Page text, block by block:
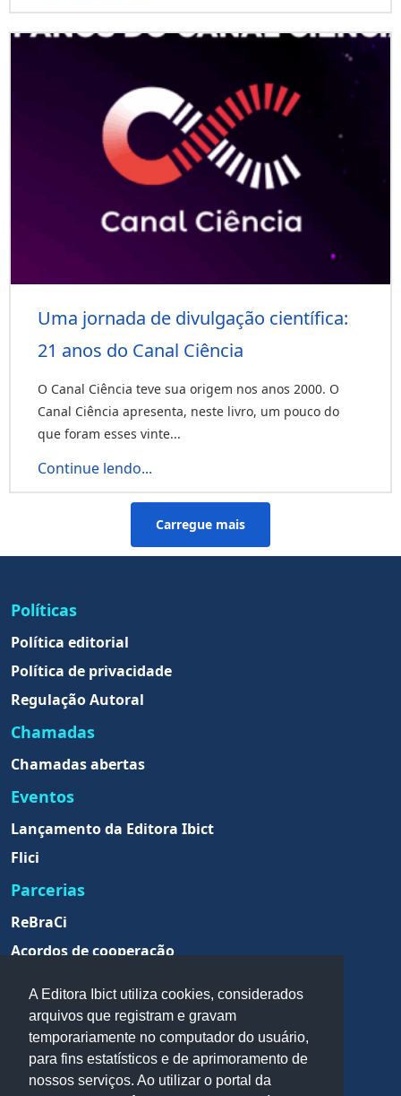
A Editora Ibict utiliza cookies, considerados
arquivos que registram e gravam
temporariamente no computador do usuário,
para fins estatísticos e de aprimoramento de
nossos serviços. Ao utilizar o portal da
Uma jornada de divulgação científica:
21 anos do Canal Ciência
O Canal Ciência teve sua origem nos anos 2000. O
Canal Ciência apresenta, neste livro, um pouco do
que foram esses vinte...
Continue lendo...
Carregue mais
Políticas
Política editorial
Política de privacidade
Regulação Autoral
Chamadas
Chamadas abertas
Eventos
Lançamento da Editora Ibict
Flici
Parcerias
ReBraCi
Acordos de cooperação